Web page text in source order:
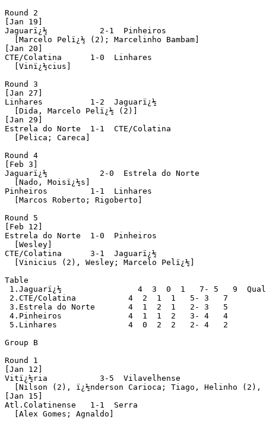
Round 2
[Jan 19]
Jaguarï¿½           2-1  Pinheiros
  [Marcelo Pelï¿½ (2); Marcelinho Bambam]
[Jan 20]
CTE/Colatina      1-0  Linhares
  [Vinï¿½cius]
Round 3
[Jan 27]
Linhares          1-2  Jaguarï¿½
  [Dida, Marcelo Pelï¿½ (2)]
[Jan 29]
Estrela do Norte  1-1  CTE/Colatina
  [Pelica; Careca]
Round 4
[Feb 3]
Jaguarï¿½           2-0  Estrela do Norte
  [Nado, Moisï¿½s]
Pinheiros         1-1  Linhares
  [Marcos Roberto; Rigoberto]
Round 5
[Feb 12]
Estrela do Norte  1-0  Pinheiros
  [Wesley]
CTE/Colatina      3-1  Jaguarï¿½
  [Vinicius (2), Wesley; Marcelo Pelï¿½]
Table
1.Jaguarï¿½                4  3  0  1   7- 5   9
2.CTE/Colatina           4  2  1  1   5- 3   7
3.Estrela do Norte       4  1  2  1   2- 3   5
4.Pinheiros              4  1  1  2   3- 4   4
5.Linhares               4  0  2  2   2- 4   2
Group B
Round 1
[Jan 12]
Vitï¿½ria           3-5  Vilavelhense
[Nilson (2), ï¿½nderson Carioca; Tiago, Helinho (2),
[Jan 15]
Atl.Colatinense   1-1  Serra
  [Alex Gomes; Agnaldo]